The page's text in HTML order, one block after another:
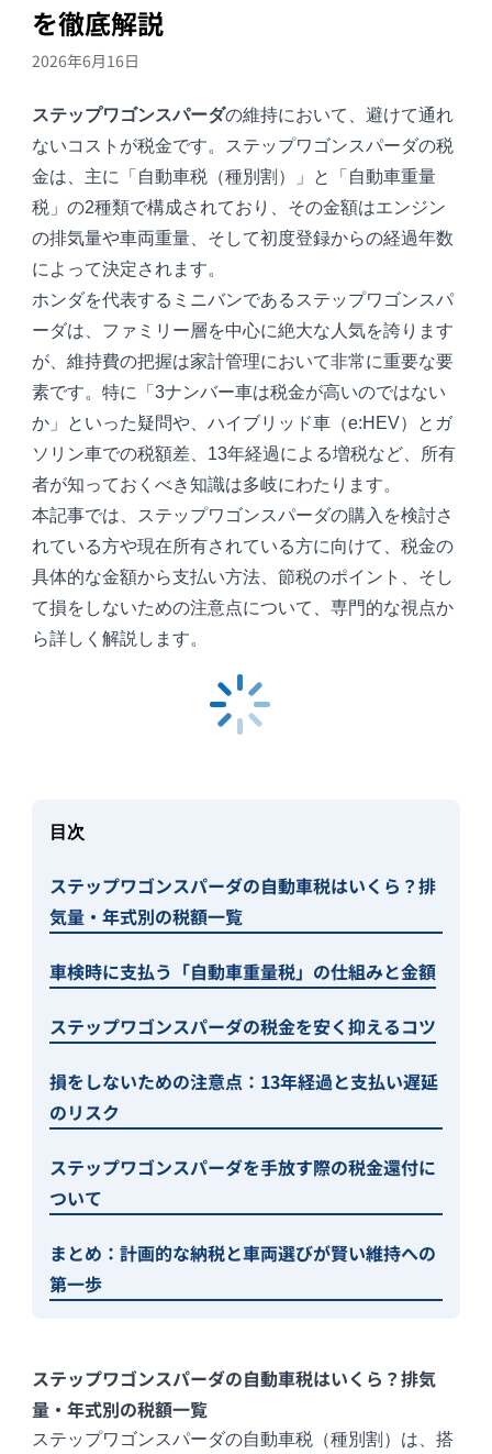
を徹底解説
2026年6月16日
ステップワゴンスパーダの維持において、避けて通れ
ないコストが税金です。ステップワゴンスパーダの税
金は、主に「自動車税（種別割）」と「自動車重量
税」の2種類で構成されており、その金額はエンジン
の排気量や車両重量、そして初度登録からの経過年数
によって決定されます。
ホンダを代表するミニバンであるステップワゴンスパ
ーダは、ファミリー層を中心に絶大な人気を誇ります
が、維持費の把握は家計管理において非常に重要な要
素です。特に「3ナンバー車は税金が高いのではない
か」といった疑問や、ハイブリッド車（e:HEV）とガ
ソリン車での税額差、13年経過による増税など、所有
者が知っておくべき知識は多岐にわたります。
本記事では、ステップワゴンスパーダの購入を検討さ
れている方や現在所有されている方に向けて、税金の
具体的な金額から支払い方法、節税のポイント、そし
て損をしないための注意点について、専門的な視点か
ら詳しく解説します。
目次
ステップワゴンスパーダの自動車税はいくら？排
気量・年式別の税額一覧
車検時に支払う「自動車重量税」の仕組みと金額
ステップワゴンスパーダの税金を安く抑えるコツ
損をしないための注意点：13年経過と支払い遅延
のリスク
ステップワゴンスパーダを手放す際の税金還付に
ついて
まとめ：計画的な納税と車両選びが賢い維持への
第一歩
ステップワゴンスパーダの自動車税はいくら？排気
量・年式別の税額一覧
ステップワゴンスパーダの自動車税（種別割）は、搭